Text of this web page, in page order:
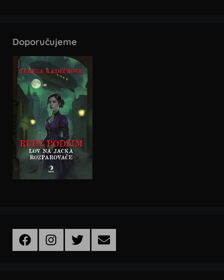
Doporučujeme
FacebookInstagramTwitter Email